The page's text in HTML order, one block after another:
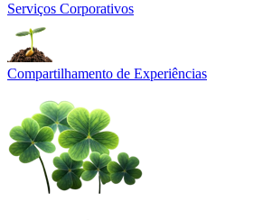
Serviços Corporativos
Compartilhamento de Experiências